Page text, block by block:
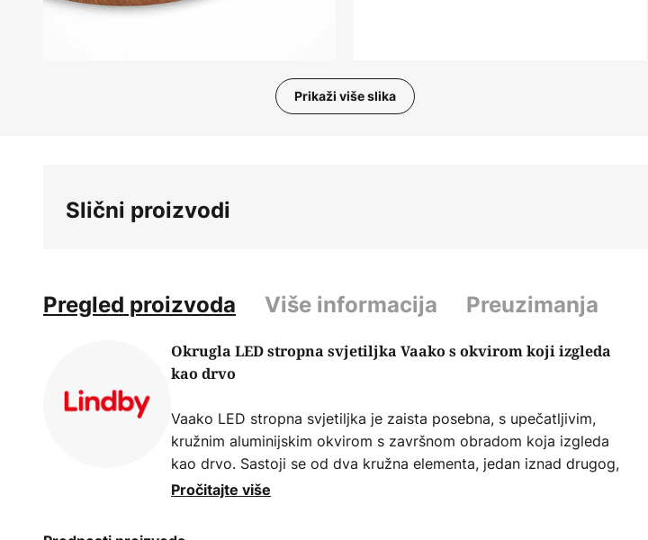
Prikaži više slika
Slični proizvodi
Pregled proizvoda Više informacija Preuzimanja
Okrugla LED stropna svjetiljka Vaako s okvirom koji izgleda
kao drvo
Vaako LED stropna svjetiljka je zaista posebna, s upečatljivim,
kružnim aluminijskim okvirom s završnom obradom koja izgleda
kao drvo. Sastoji se od dva kružna elementa, jedan iznad drugog,
čije različite veličine stvaraju atraktivan dizajn. Integrirane LED
savršen ambijent za svaki životni prostor. Elegantni dizajn Vaako
Pročitajte više